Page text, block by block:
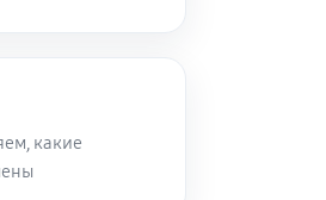
Заказать
какие